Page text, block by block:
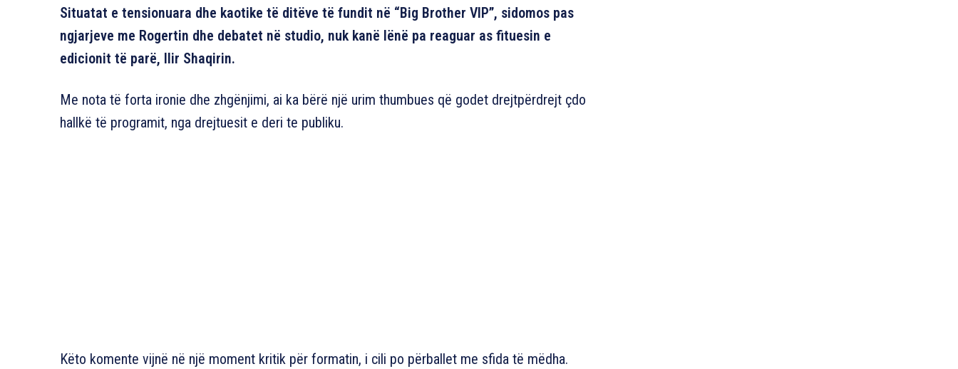
Situatat e tensionuara dhe kaotike të ditëve të fundit në “Big Brother VIP”, sidomos pas
ngjarjeve me Rogertin dhe debatet në studio, nuk kanë lënë pa reaguar as fituesin e
edicionit të parë, Ilir Shaqirin.
Me nota të forta ironie dhe zhgënjimi, ai ka bërë një urim thumbues që godet drejtpërdrejt çdo
hallkë të programit, nga drejtuesit e deri te publiku.
Këto komente vijnë në një moment kritik për formatin, i cili po përballet me sfida të mëdha.